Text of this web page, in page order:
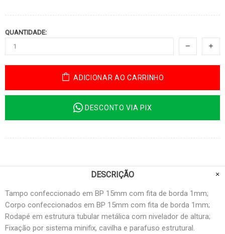
QUANTIDADE:
ADICIONAR AO CARRINHO
DESCONTO VIA PIX
DESCRIÇÃO
Tampo confeccionado em BP 15mm com fita de borda 1mm;
Corpo confeccionados em BP 15mm com fita de borda 1mm;
Rodapé em estrutura tubular metálica com nivelador de altura;
Fixação por sistema minifix, cavilha e parafuso estrutural.